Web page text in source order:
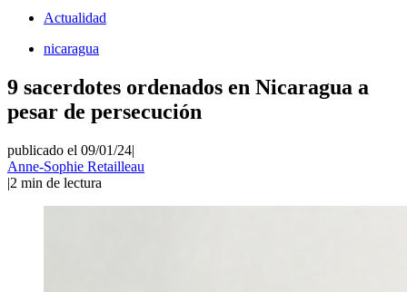
Actualidad
nicaragua
9 sacerdotes ordenados en Nicaragua a
pesar de persecución
publicado el 09/01/24|
Anne-Sophie Retailleau
|2 min de lectura